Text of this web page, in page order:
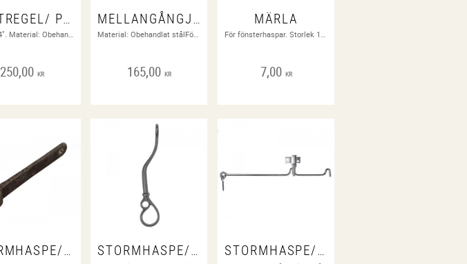
KANTREGEL/ PARDÖRRAR
Storlek 4". Material: Obehandlat stål. Förebild: Aug Stenman N:o 80. Rekommenderad skruv: TFS 8 x 1" (regel) och TFS 5 x ¾" (slutbleck). Skruv ingår. Tidsperiod: 1880 - 1965.
250,00 KR
MELLANGÅNGJÄRN
165,00 KR
MÄRLA
7,00 KR
STORMHASPE/ VÄDRING STORMHASPE/ VÄDRING STORMHASPE/ VÄDRING